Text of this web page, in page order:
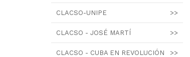
CLACSO-UNIPE >>
CLACSO - JOSÉ MARTÍ >>
CLACSO - CUBA EN REVOLUCIÓN >>